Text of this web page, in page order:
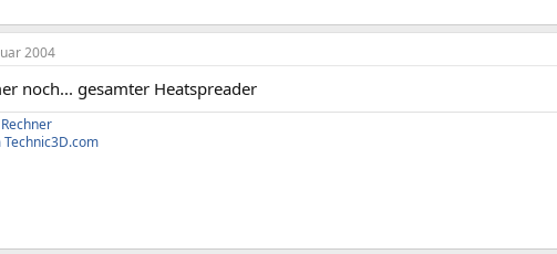
2004
noch... gesamter Heatspreader
Technic3D.com